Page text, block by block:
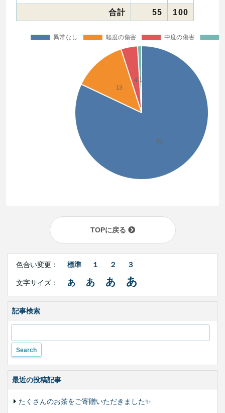
合計
55 100
TOPに戻る
Right
Contents
合
変
色合い変更： 標準 １ ２ ３
文字サイズ： あ あ あ あ
記事検索
最近の投稿記事
たくさんのお茶をご寄贈いただきました✨